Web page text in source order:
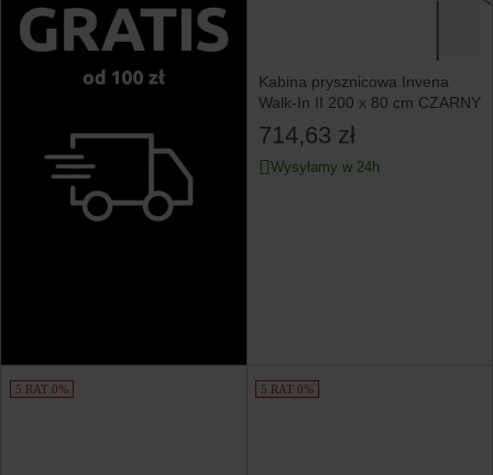
Kabina prysznicowa Invena
Walk-In II 200 x 80 cm CZARNY
714,63 zł
Wysyłamy w 24h
5 RAT 0% 5 RAT 0%